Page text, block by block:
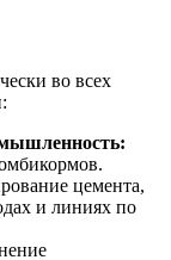
во всех
цемента,
и линиях по